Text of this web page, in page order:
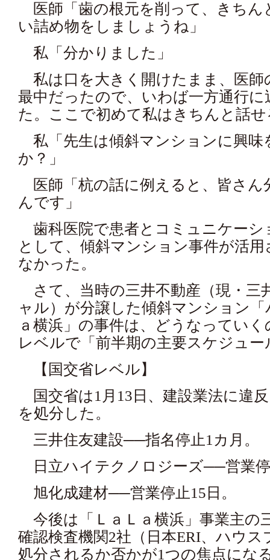
医師「歯の根元を削って、きちん
い詰め物をしましょうね」
私「分かりました」
私は口を大きく開けたまま、医師
最中だったので、いわば一方通行
た。ここで初めて私はきちんと話
私「先生は傾斜マンションに興味
か？」
医師「杭の話に例えると、皆さん
んです」
歯科医院で患者とコミュニケーシ
として、傾斜マンション事件が活
なかった。
さて、当時の三井不動産（現・三
ャル）が分譲した傾斜マンション
ａ横浜」の事件は、どうなってい
レベルで「前半期の主要スケジュ
【国交省レベル】
国交省は1月13日、建設業法に違
を処分した。
三井住友建設──指名停止1カ月。
日立ハイテクノロジーズ──営業
旭化成建材──営業停止15日。
今後は「ＬａＬａ横浜」事業主の
確認検査機関2社（日本ERI、ハウ
処分されるか否かが1つの焦点にな